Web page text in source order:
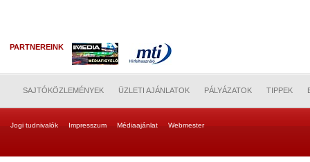
PARTNEREINK
SAJTÓKÖZLEMÉNYEK ÜZLETI AJÁNLATOK PÁLYÁZATOK TIPPEK
Jogi tudnivalók Impresszum Médiaajánlat Webmester